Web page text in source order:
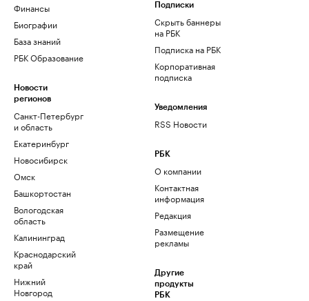
Финансы
Биографии
База знаний
РБК Образование
Новости
регионов
Санкт-Петербург
и область
Екатеринбург
Новосибирск
Омск
Башкортостан
Вологодская
область
Калининград
Краснодарский
край
Нижний
Новгород
Подписки
Скрыть баннеры
на РБК
Подписка на РБК
Корпоративная
подписка
Уведомления
RSS Новости
РБК
О компании
Контактная
информация
Редакция
Размещение
рекламы
Другие
продукты
РБК